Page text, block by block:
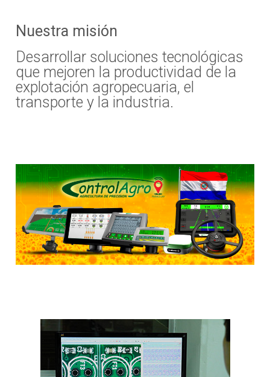
Nuestra misión
Desarrollar soluciones tecnológicas
que mejoren la productividad de la
explotación agropecuaria, el
transporte y la industria.